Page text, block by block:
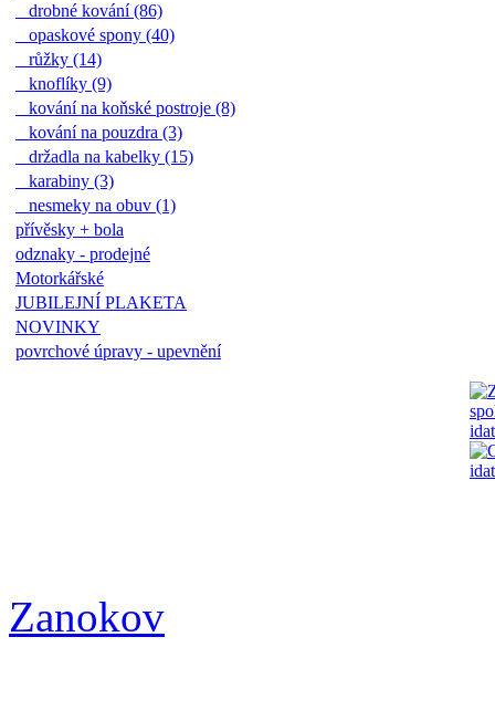
drobné kování (86)
opaskové spony (40)
růžky (14)
knoflíky (9)
kování na koňské postroje (8)
kování na pouzdra (3)
držadla na kabelky (15)
karabiny (3)
nesmeky na obuv (1)
přívěsky + bola
odznaky - prodejné
Motorkářské
JUBILEJNÍ PLAKETA
NOVINKY
povrchové úpravy - upevnění
Zanokov